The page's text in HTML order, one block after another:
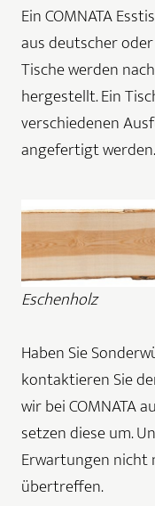
Ein COMNATA
aus deutscher
Tische werden
hergestellt. Ein
verschiedenen
angefertigt werden.
Eschenholz
Haben Sie
kontaktieren Sie
wir bei COMNATA
setzen diese um.
Erwartungen nicht
übertreffen.